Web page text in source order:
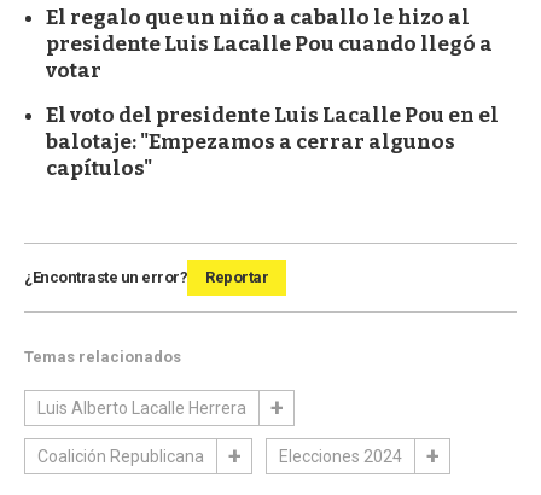
El regalo que un niño a caballo le hizo al
presidente Luis Lacalle Pou cuando llegó a
votar
El voto del presidente Luis Lacalle Pou en el
balotaje: "Empezamos a cerrar algunos
capítulos"
¿Encontraste un error? Reportar
Temas relacionados
Luis Alberto Lacalle Herrera
Coalición Republicana Elecciones 2024